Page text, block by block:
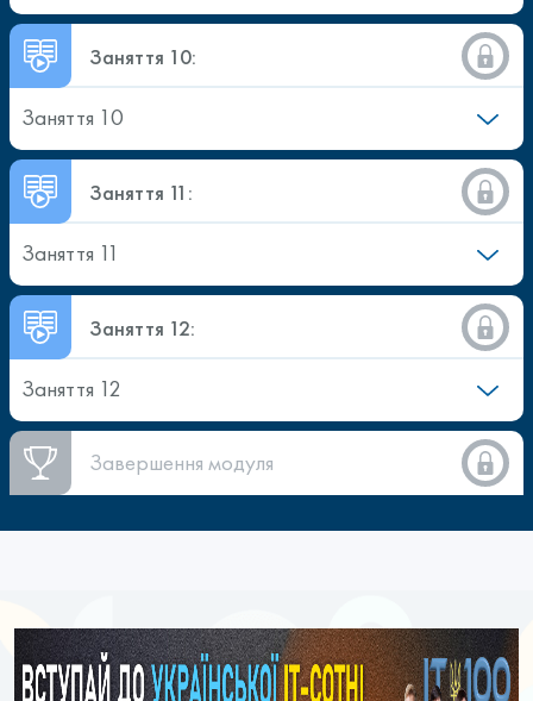
Заняття 10:
Заняття 10
Заняття 11:
Заняття 11
Заняття 12:
Заняття 12
Завершення модуля